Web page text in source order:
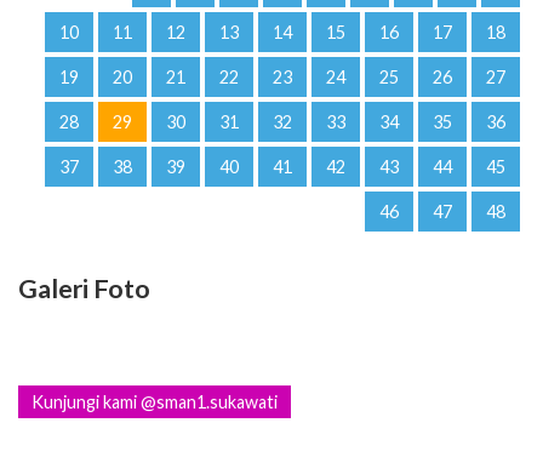
10 11 12 13 14 15 16 17 18
19 20 21 22 23 24 25 26 27
28 29 30 31 32 33 34 35 36
37 38 39 40 41 42 43 44 45
46 47 48
Galeri Foto
Kunjungi kami @sman1.sukawati